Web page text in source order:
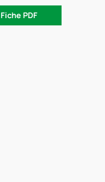
Fiche PDF